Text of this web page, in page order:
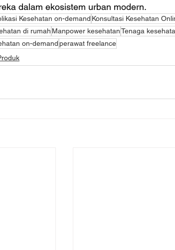
dalam ekosistem urban modern.
Kesehatan on-demand Konsultasi Kesehatan
di rumah Manpower kesehatanTenaga
on-demandperawat freelance